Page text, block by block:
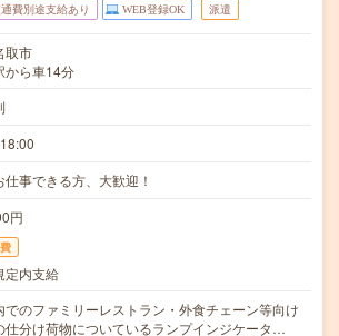
費別途支給あり WEB登録OK 派遣
取市
から車14分
仕事できる方、大歓迎！
円
定内支給
でのファミリーレストラン・外食チェーン等向け
仕分け荷物についているランプインジケータ…